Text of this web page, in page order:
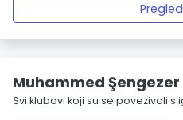
Muhammed Şengezer
Svi klubovi koji su se povezivali s